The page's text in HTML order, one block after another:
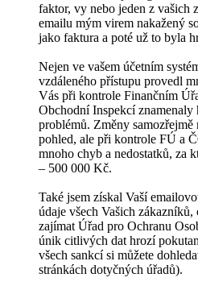
faktor, vy nebo jeden z vašich
emailu mým virem nakažený
jako faktura a poté už to byla
Nejen ve vašem účetním
vzdáleného přístupu provedl
Vás při kontrole Finančním
Obchodní Inspekcí znamenaly
problémů. Změny samozřejmě
pohled, ale při kontrole FÚ a
mnoho chyb a nedostatků, za
– 500 000 Kč.
Také jsem získal Vaší
údaje všech Vašich zákazníků,
zajímat Úřad pro Ochranu
únik citlivých dat hrozí
všech sankcí si můžete
stránkách dotyčných úřadů).